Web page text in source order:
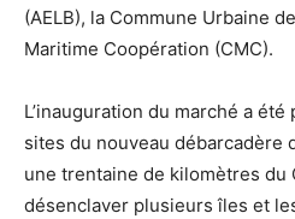
(AELB), la Commune Urbaine
Maritime Coopération (CMC).
L’inauguration du marché a
sites du nouveau débarcadère
une trentaine de kilomètres du
désenclaver plusieurs îles et